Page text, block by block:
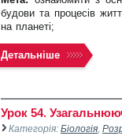
будови та процесів
на планеті;
Детальніше
Урок 54.
Категорія: Біологія